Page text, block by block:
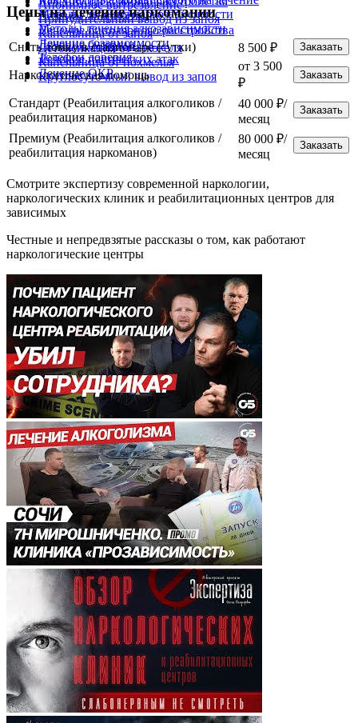
Анонимное вытрезвление
Принудительный вывод из запоя
Капельница от запоя
Детоксикация от алкоголя
Капельница от похмелья
Круглосуточный вывод из запоя
Лечение анорексии
Лечение биполярного расстройства
Лечение булимии
Лечение панических атак
Лечение ОКР
Методы лечения наркозависимости
Методы лечения алкозависимости
Лечение созависимости
Телефон доверия
Цены на лечение наркомании
Снять ломку в стационаре (сутки) 8 500 ₽ Заказать
Наркологическая помощь
от 3 500
₽
Заказать
Стандарт (Реабилитация алкоголиков /
реабилитация наркоманов)
40 000 ₽/
месяц
Заказать
Премиум (Реабилитация алкоголиков /
реабилитация наркоманов)
80 000 ₽/
месяц
Заказать
Смотрите экспертизу современной наркологии,
наркологических клиник и реабилитационных центров для
зависимых
Честные и непредвзятые рассказы о том, как работают
наркологические центры